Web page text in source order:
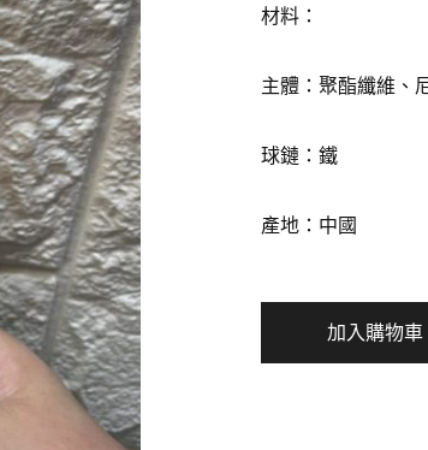
材料：
主體：聚酯纖維、
球鏈：鐵
產地：中國
加入購物車